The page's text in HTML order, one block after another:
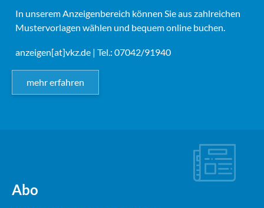
In unserem Anzeigenbereich können Sie aus zahlreichen
Mustervorlagen wählen und bequem online buchen.
anzeigen[at]vkz.de | Tel.: 07042/91940
mehr erfahren
Abo